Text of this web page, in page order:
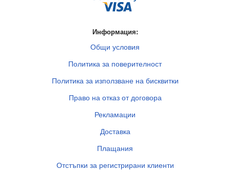
Информация:
Общи условия
Политика за поверителност
Политика за използване на бисквитки
Право на отказ от договора
Рекламации
Доставка
Плащания
Отстъпки за регистрирани клиенти